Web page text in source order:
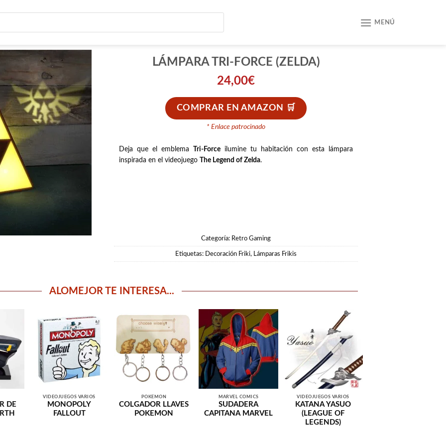
MENÚ
LÁMPARA TRI-FORCE (ZELDA)
24,00€
COMPRAR EN AMAZON
* Enlace patrocinado
Deja que el emblema Tri-Force ilumine tu habitación con esta lámpara
inspirada en el videojuego
The Legend of Zelda.
Categoría: Retro Gaming
Etiquetas: Decoración Friki, Lámparas Frikis
ALOMEJOR TE INTERESA...
DE
VIDEOJUEGOS VARIOS
MONOPOLY
FALLOUT
POKEMON
COLGADOR LLAVES
POKEMON
MARVEL COMICS
SUDADERA
CAPITANA MARVEL
VIDEOJUEGOS VARIOS
KATANA YASUO
(LEAGUE OF
LEGENDS)